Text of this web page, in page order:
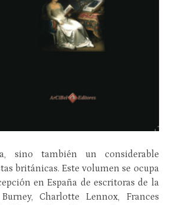
sino también un considerable
británicas. Este volumen se ocupa
en España de escritoras de la
Charlotte Lennox, Frances